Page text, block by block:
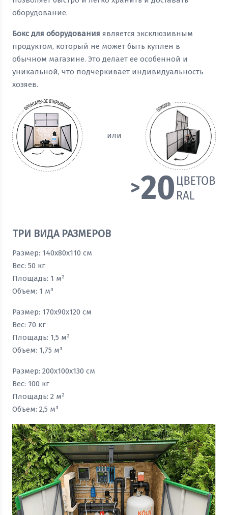
оборудование.
Бокс для оборудования является эксклюзивным
продуктом, который не может быть куплен в
обычном магазине. Это делает ее особенной и
уникальной, что подчеркивает индивидуальность
хозяев.
или
ТРИ ВИДА РАЗМЕРОВ
Размер: 140x80x110 см
Вес: 50 кг
Площадь: 1 м²
Объем: 1 м³
Размер: 170x90x120 см
Вес: 70 кг
Площадь: 1,5 м²
Объем: 1,75 м³
Размер: 200x100x130 см
Вес: 100 кг
Площадь: 2 м²
Объем: 2,5 м³